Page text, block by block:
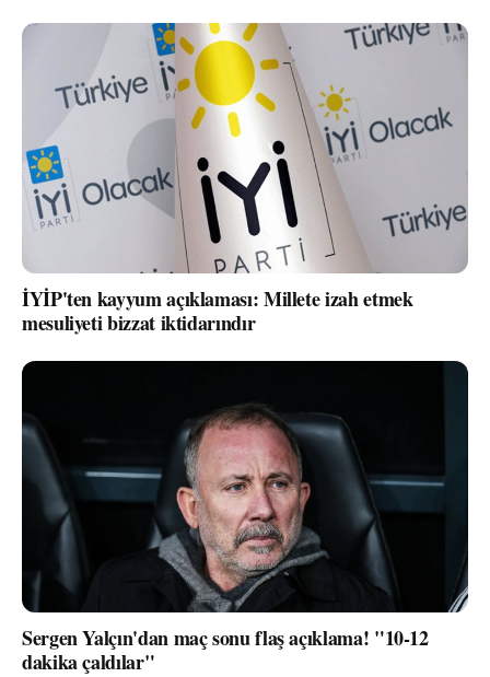
İYİP'ten kayyum açıklaması: Millete izah etmek
mesuliyeti bizzat iktidarındır
Sergen Yalçın'dan maç sonu flaş açıklama! "10-12
dakika çaldılar"